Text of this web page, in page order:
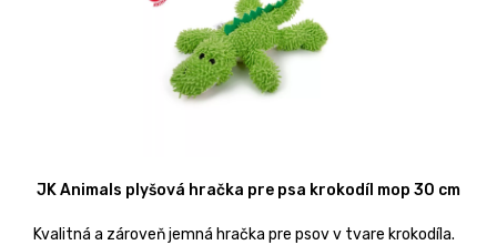
JK Animals plyšová hračka pre psa krokodíl mop 30 cm
Kvalitná a zároveň jemná hračka pre psov v tvare krokodíla.